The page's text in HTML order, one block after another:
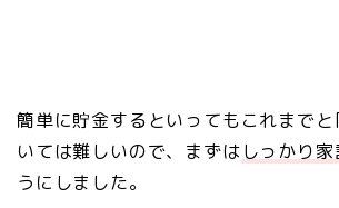
簡単に貯金するといってもこれまで
いては難しいので、まずはしっかり
うにしました。